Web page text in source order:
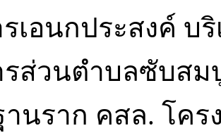
เอนกประสงค์ บ
รส่วนตำบลซับส
านราก คสล. โค